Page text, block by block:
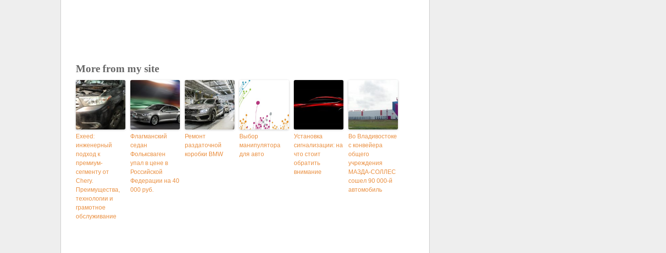
More from my site
Exeed:
инженерный
подход к
премиум-
сегменту от
Chery.
Преимущества,
технологии и
грамотное
обслуживание
Флагманский
седан
Фольксваген
упал в цене в
Российской
Федерации на 40
000 руб.
Ремонт
раздаточной
коробки BMW
Выбор
манипулятора
для авто
Установка
сигнализации: на
что стоит
обратить
внимание
Во Владивостоке
с конвейера
общего
учреждения
МАЗДА-СОЛЛЕС
сошел 90 000-й
автомобиль